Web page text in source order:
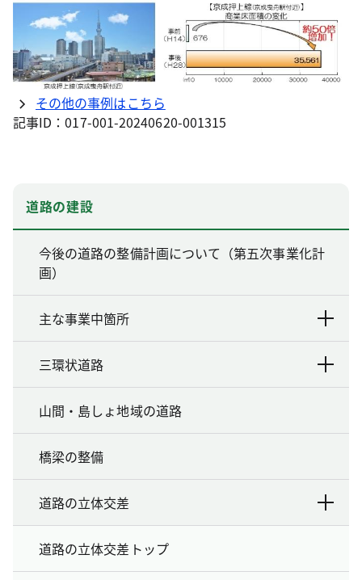
その他の事例はこちら
記事ID：017-001-20240620-001315
道路の建設
今後の道路の整備計画について（第五次事業化計
画）
主な事業中箇所
三環状道路
山間・島しょ地域の道路
橋梁の整備
道路の立体交差
道路の立体交差トップ